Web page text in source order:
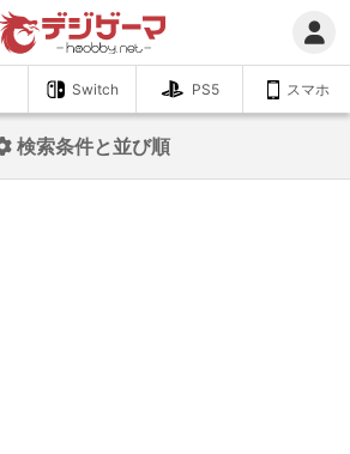
Switch PS5 スマホ
検索条件と並び順